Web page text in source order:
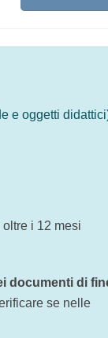
slide e oggetti
oltre i 12 mesi
dei documenti